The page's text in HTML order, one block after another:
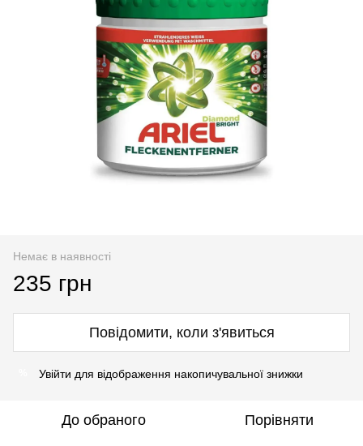
Немає в наявності
235 грн
Повідомити, коли з'явиться
Увійти для відображення накопичувальної знижки
До обраного Порівняти